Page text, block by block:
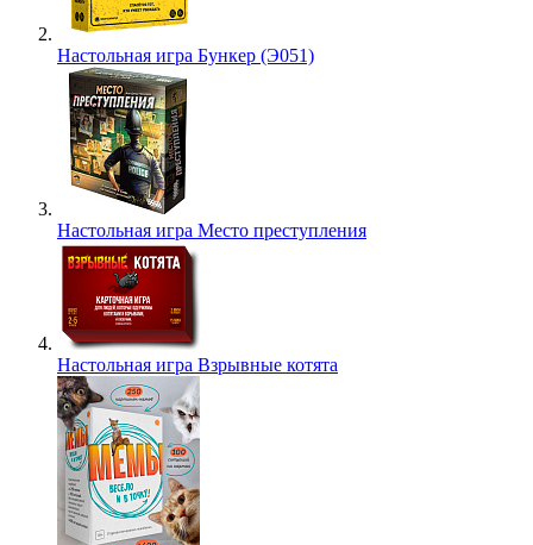
Настольная игра Бункер (Э051)
Настольная игра Место преступления
Настольная игра Взрывные котята